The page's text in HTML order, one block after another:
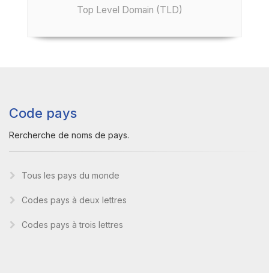
Top Level Domain (TLD)
Code pays
Rercherche de noms de pays.
Tous les pays du monde
Codes pays à deux lettres
Codes pays à trois lettres